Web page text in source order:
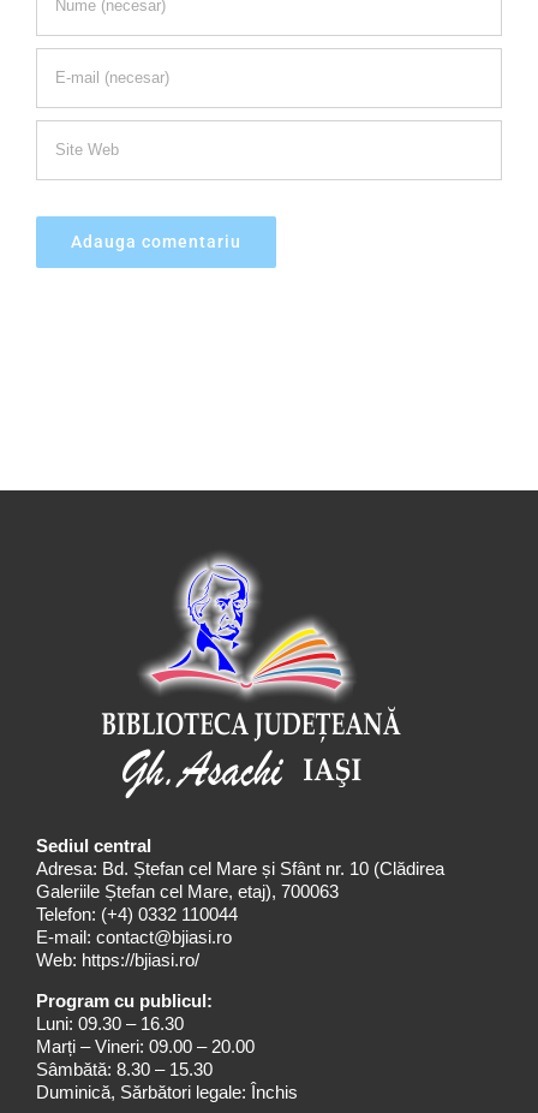
Sediul central
Adresa: Bd. Ștefan cel Mare și Sfânt nr. 10 (Clădirea
Galeriile Ștefan cel Mare, etaj), 700063
Telefon: (+4) 0332 110044
E-mail: contact@bjiasi.ro
Web: https://bjiasi.ro/
Program cu publicul:
Luni: 09.30 – 16.30
Marți – Vineri: 09.00 – 20.00
Sâmbătă: 8.30 – 15.30
Duminică, Sărbători legale: Închis